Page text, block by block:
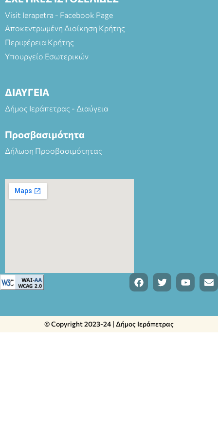
Visit Ierapetra - Facebook Page
Αποκεντρωμένη Διοίκηση Κρήτης
Περιφέρεια Κρήτης
Υπουργείο Εσωτερικών
ΔΙΑΥΓΕΙΑ
Δήμος Ιεράπετρας - Διαύγεια
Προσβασιμότητα
Δήλωση Προσβασιμότητας
© Copyright 2023-24 | Δήμος Ιεράπετρας